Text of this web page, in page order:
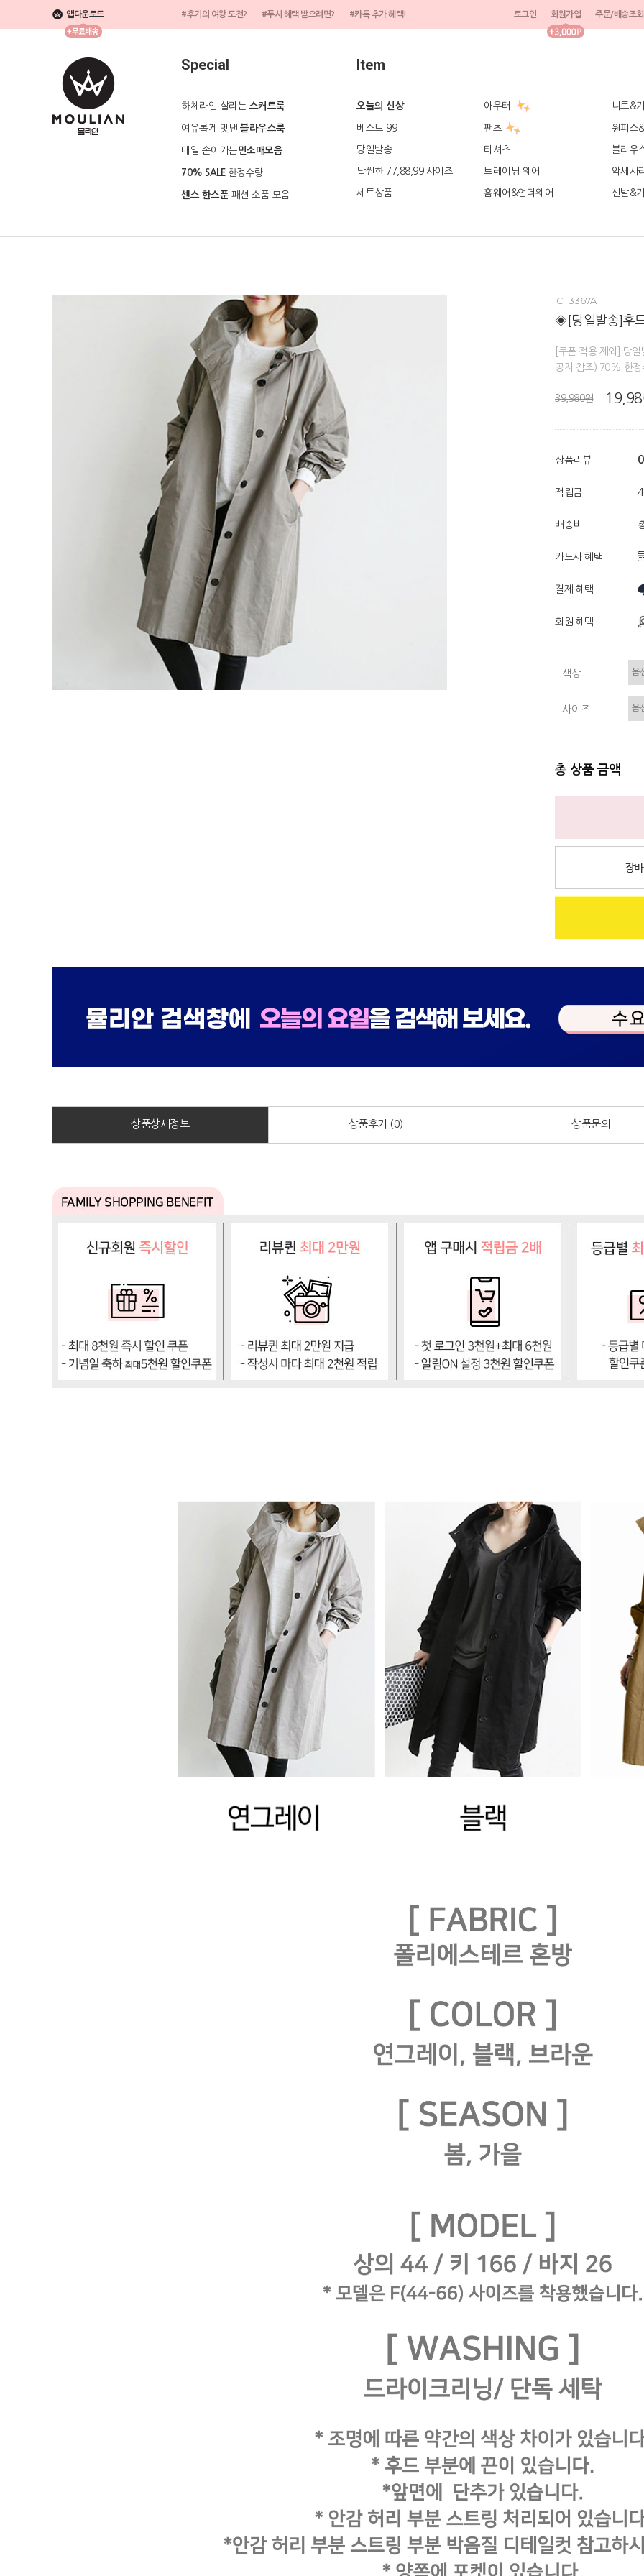
앱다운로드 #후기의 여왕 도전? #푸시 혜택 받으려면? #카톡 추가 혜택! 로그인 회원가입 주문/배송조회
Special
하체라인 살리는 스커트룩
여유롭게 멋낸 블라우스룩
매일 손이가는민소매모음
70% SALE 한정수량
센스 한스푼패션 소품 모음
Item
오늘의 신상 아우터 니트&
베스트 99 팬츠 원피스
당일발송 티셔츠 블라우
날씬한 77,88,99 사이즈 트레이닝 웨어 악세사
세트상품 홈웨어&언더웨어 신발&
CT3367A
◈[당일발송]후
[쿠폰 적용 제외] 당
공지 참조) 70% 한정
39,980원
상품리뷰 0
적립금
배송비
카드사 혜택
결제 혜택
회원 혜택
색상
사이즈
총 상품 금액
상품상세정보 상품후기 (0) 상품문의